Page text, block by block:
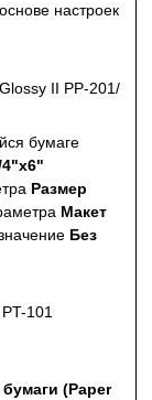
настроек
II PP-201/
бумаге
4"x6"
Размер
Макет
Без
PT-101
(Paper